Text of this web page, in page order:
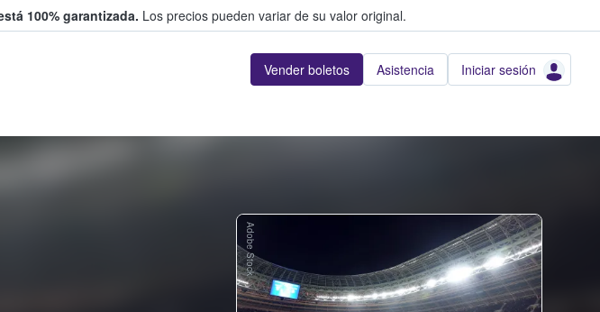
100% garantizada. Los precios pueden variar de su valor original.
Vender boletos Asistencia Iniciar sesión
Adobe Stock